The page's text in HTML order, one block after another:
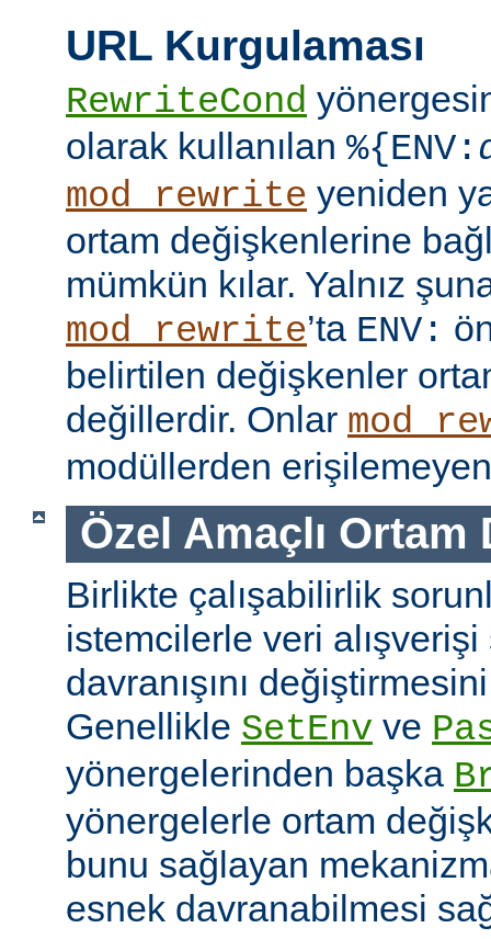
URL Kurgulaması
RewriteCond
olarak kullanılan %{ENV:
mod_rewrite yeniden
ortam değişkenlerine
mümkün kılar. Yalnız
mod_rewrite’ta ENV:
belirtilen değişkenler
değillerdir. Onlar
modüllerden
Özel Amaçlı
Birlikte çalışabilirlik
istemcilerle veri alışverişi
davranışını
Genellikle SetEnv ve
yönergelerinden başka
yönergelerle ortam
bunu sağlayan
esnek davranabilmesi